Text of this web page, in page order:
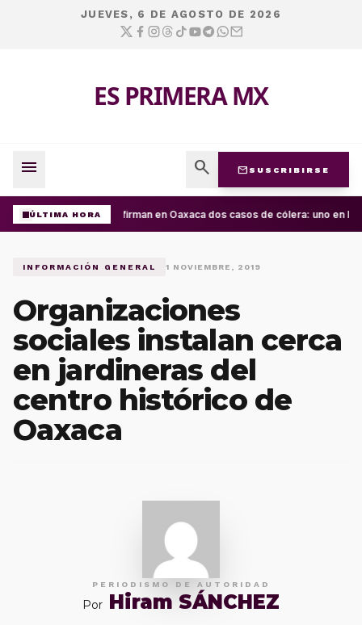
JUEVES, 6 DE AGOSTO DE 2026
ES PRIMERA MX
menu search mail SUSCRIBIRSE
ÚLTIMA HORA Confirman en Oaxaca dos casos de cólera: uno en
INFORMACIÓN GENERAL 1 NOVIEMBRE, 2019
Organizaciones
sociales instalan cerca
en jardineras del
centro histórico de
Oaxaca
PERIODISMO DE AUTORIDAD
Por Hiram SÁNCHEZ